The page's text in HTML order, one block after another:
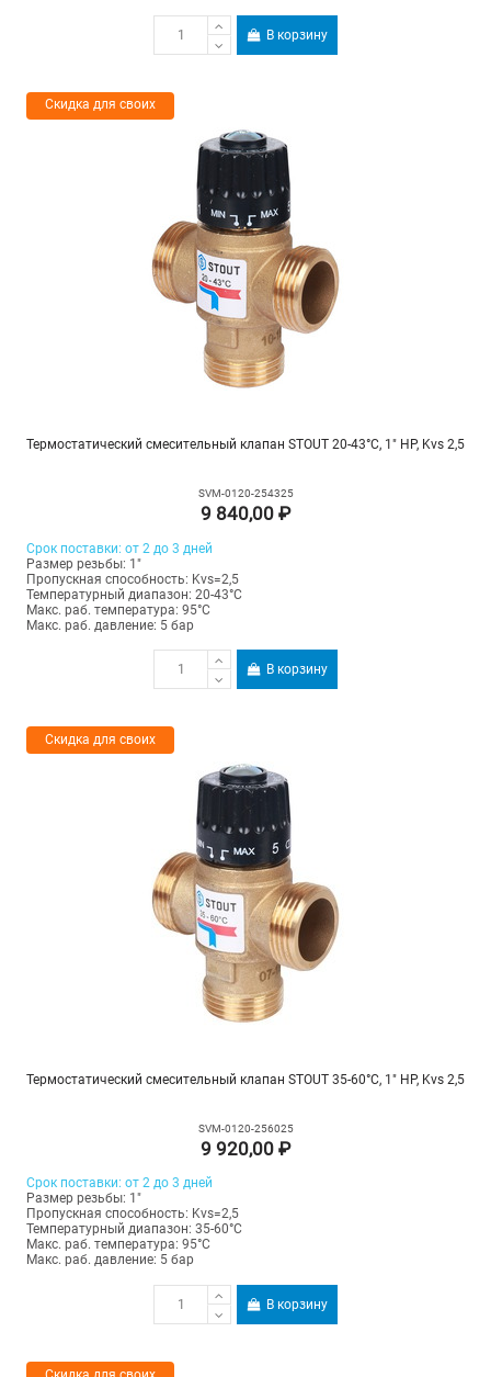
В корзину
Скидка для своих
Термостатический смесительный клапан STOUT 20-43°C, 1" НР, Kvs 2,5
SVM-0120-254325
9 840,00 ₽
Срок поставки: от 2 до 3 дней
Размер резьбы: 1"
Пропускная способность: Kvs=2,5
Температурный диапазон: 20-43°С
Макс. раб. температура: 95°C
Макс. раб. давление: 5 бар
В корзину
Скидка для своих
Термостатический смесительный клапан STOUT 35-60°C, 1" НР, Kvs 2,5
SVM-0120-256025
9 920,00 ₽
Срок поставки: от 2 до 3 дней
Размер резьбы: 1"
Пропускная способность: Kvs=2,5
Температурный диапазон: 35-60°С
Макс. раб. температура: 95°C
Макс. раб. давление: 5 бар
В корзину